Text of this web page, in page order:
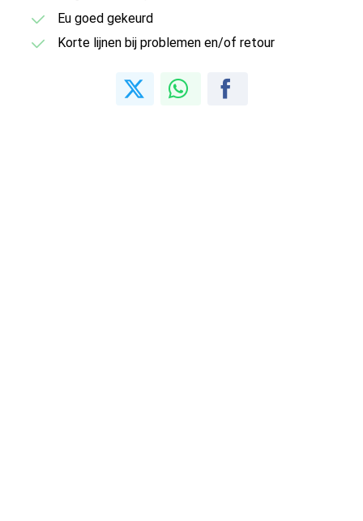
Eu goed gekeurd
Korte lijnen bij problemen en/of retour